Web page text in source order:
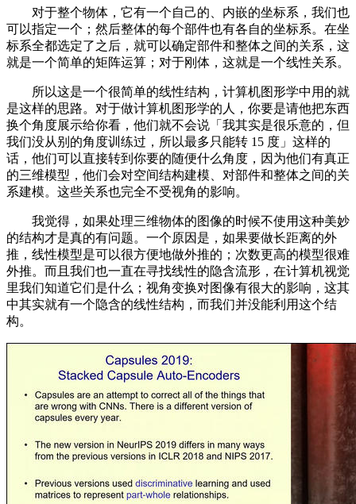
对于整个物体，它有一个自己的、内嵌的坐标系，我们也
可以指定一个；然后整体的每个部件也有各自的坐标系。在坐
标系全都选定了之后，就可以确定部件和整体之间的关系，这
就是一个简单的矩阵运算；对于刚体，这就是一个线性关系。
所以这是一个很简单的线性结构，计算机图形学中用的就
是这样的思路。对于做计算机图形学的人，你要是请他把东西
换个角度展示给你看，他们就不会说「我其实是很乐意的，但
我们没从别的角度训练过，所以最多只能转 15 度」这样的
话，他们可以直接转到你要的随便什么角度，因为他们有真正
的三维模型，他们会对空间结构建模、对部件和整体之间的关
系建模。这些关系也完全不受视角的影响。
我觉得，如果处理三维物体的图像的时候不使用这种美妙
的结构才是真的有问题。一个原因是，如果要做长距离的外
推，线性模型是可以很方便地做外推的；次数更高的模型很难
外推。而且我们也一直在寻找线性的隐含流形，在计算机视觉
里我们知道它们是什么；视角变换对图像有很大的影响，这其
中其实就有一个隐含的线性结构，而我们并没能利用这个结
构。